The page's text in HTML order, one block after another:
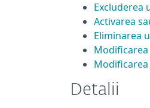
Excluderea
Activarea
Eliminarea
Modificarea
Detalii